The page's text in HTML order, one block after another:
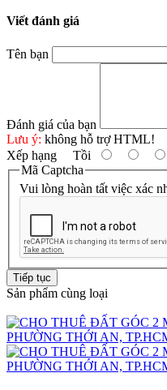
Viết đánh giá
Tên bạn
Đánh giá của bạn
Lưu ý: không hỗ trợ HTML!
Xếp hạng Tồi
Mã Captcha
Vui lòng hoàn tất việc xác
Tiếp tục
Sản phẩm cùng loại